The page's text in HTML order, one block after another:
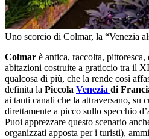
Uno scorcio di Colmar, la “Venezia
Colmar è antica, raccolta,
abitazioni costruite a graticcio tra il
qualcosa di più, che la rende così
definita la Piccola Venezia di
ai tanti canali che la attraversano, su
direttamente a picco sullo specchio
Puoi apprezzare questo scenario
organizzati apposta per i turisti),